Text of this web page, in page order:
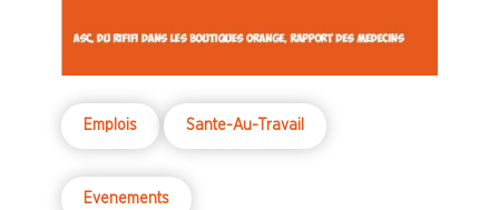
Emplois Sante-Au-Travail
Evenements